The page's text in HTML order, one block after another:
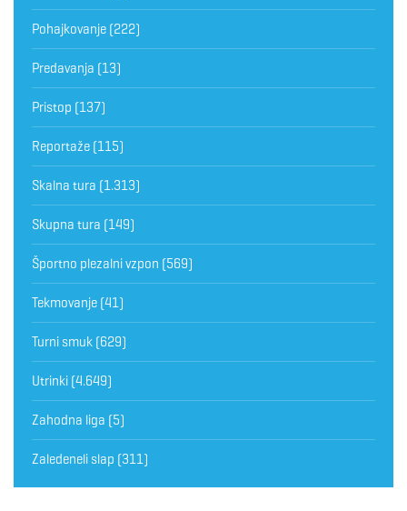
Pohajkovanje (222)
Predavanja (13)
Pristop (137)
Reportaže (115)
Skalna tura (1.313)
Skupna tura (149)
Športno plezalni vzpon (569)
Tekmovanje (41)
Turni smuk (629)
Utrinki (4.649)
Zahodna liga (5)
Zaledeneli slap (311)